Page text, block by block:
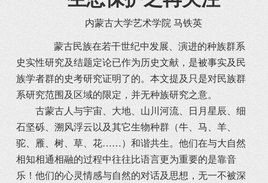
内蒙古大学艺术学院 马铁英
蒙古民族在若干世纪中发展、演进的种族群系
史实性研究及结题定论已作为历史文献，是被事实及民
族学者群的史考研究证明了的。本文提及只是对民族群
系研究范围及区域的限定，并无种族研究之意。
古蒙古人与宇宙、大地、山川河流、日月星辰、细
石坚砾、溯风浮云以及其它生物种群（牛、马、羊、
驼、雁、树、草、花……）和谐共生。他们在与大自然
相知相通相融的过程中往往比语言更为重要的是靠音
乐！他们的心灵情感与自然的对话及思想，无一不被深